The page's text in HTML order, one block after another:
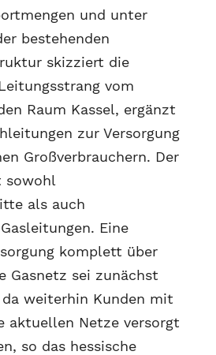
und unter
bestehenden
skizziert die
vom
Raum Kassel, ergänzt
zur Versorgung
Großverbrauchern. Der
sowohl
als auch
Eine
komplett über
Gasnetz sei zunächst
weiterhin Kunden mit
aktuellen Netze versorgt
so das hessische